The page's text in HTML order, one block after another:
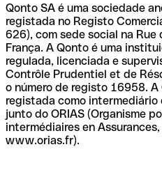
Qonto SA é uma sociedade
registada no Registo
626), com sede social na
França. A Qonto é uma
regulada, licenciada e
Contrôle Prudentiel et de
o número de registo 16958.
registada como
junto do ORIAS (Organisme
intermédiaires en
www.orias.fr).